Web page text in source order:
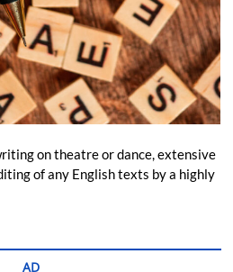
on theatre or dance, extensive
of any English texts by a highly
AD